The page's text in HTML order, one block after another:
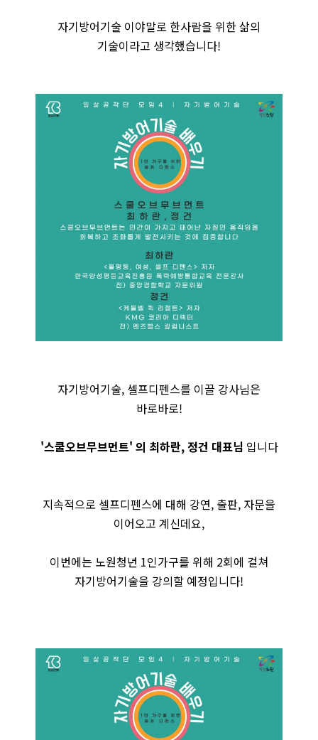
자기방어기술 이야말로 한사람을 위한 삶의
기술이라고 생각했습니다!
자기방어기술, 셀프디펜스를 이끌 강사님은
바로바로!
'스쿨오브무브먼트' 의 최하란, 정건 대표님 입니다
지속적으로 셀프디펜스에 대해 강연, 출판, 자문을
이어오고 계신데요,
이번에는 노원청년 1인가구를 위해 2회에 걸쳐
자기방어기술을 강의할 예정입니다!